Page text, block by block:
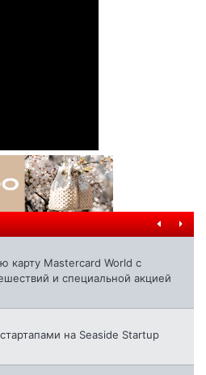
карту Mastercard World с
и специальной акцией
на Seaside Startup